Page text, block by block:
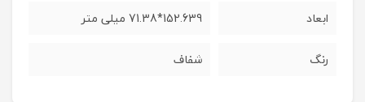
ابعاد 152.639*71.38 میلی متر
رنگ شفاف